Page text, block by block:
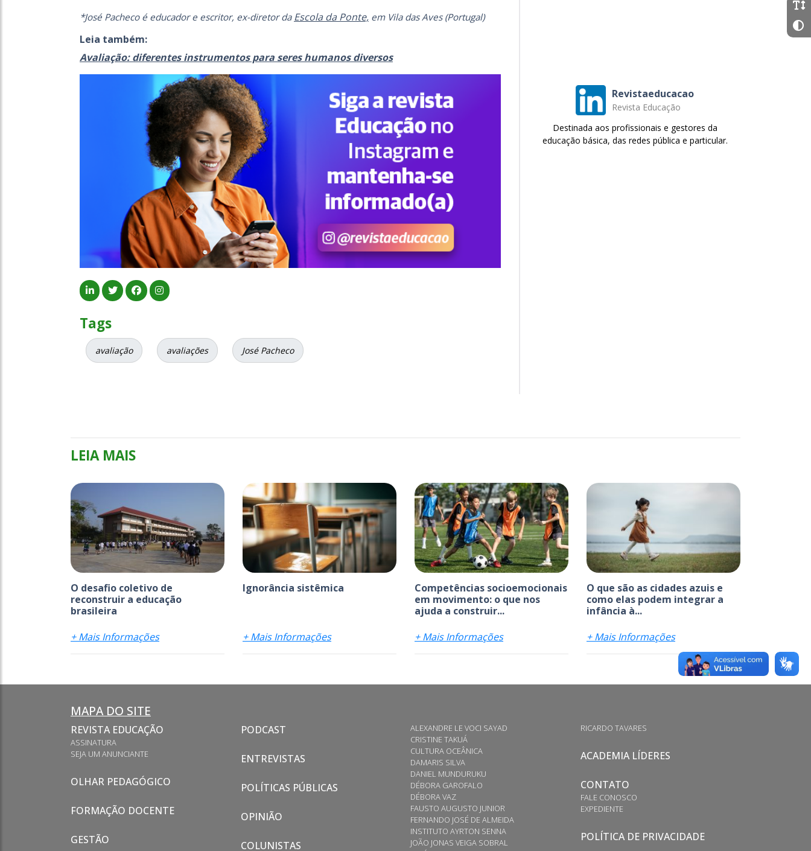
*José Pacheco é educador e escritor, ex-diretor da Escola da Ponte, em Vila das Aves (Portugal)
Leia também:
Avaliação: diferentes instrumentos para seres humanos diversos
Tags
avaliação avaliações José Pacheco
Revistaeducacao
Revista Educação
Destinada aos profissionais e gestores da
educação básica, das redes pública e particular.
LEIA MAIS
O desafio coletivo de
reconstruir a educação
brasileira
+ Mais Informações
Ignorância sistêmica
+ Mais Informações
Competências socioemocionais
em movimento: o que nos
ajuda a construir...
+ Mais Informações
O que são as cidades azuis e
como elas podem integrar a
infância à...
+ Mais Informações
MAPA DO SITE
REVISTA EDUCAÇÃO
ASSINATURA
SEJA UM ANUNCIANTE
OLHAR PEDAGÓGICO
FORMAÇÃO DOCENTE
GESTÃO
PODCAST
ENTREVISTAS
POLÍTICAS PÚBLICAS
OPINIÃO
COLUNISTAS
ALEXANDRE LE VOCI SAYAD
CRISTINE TAKUÁ
CULTURA OCEÂNICA
DAMARIS SILVA
DANIEL MUNDURUKU
DÉBORA GAROFALO
DÉBORA VAZ
FAUSTO AUGUSTO JUNIOR
FERNANDO JOSÉ DE ALMEIDA
INSTITUTO AYRTON SENNA
JOÃO JONAS VEIGA SOBRAL
RICARDO TAVARES
ACADEMIA LÍDERES
CONTATO
FALE CONOSCO
EXPEDIENTE
POLÍTICA DE PRIVACIDADE